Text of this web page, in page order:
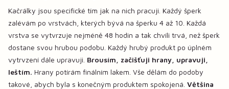
Kačrálky jsou specifické tím jak na nich pracuji. Každý šperk
zalévám po vrstvách, kterých bývá na šperku 4 až 10. Každá
vrstva se vytvrzuje nejméně 48 hodin a tak chvíli trvá, než šperk
dostane svou hrubou podobu. Každý hrubý produkt po úplném
vytrvzení dále upravuji. Brousím, začišťuji hrany, upravuji,
leštím. Hrany potírám finálním lakem. Vše dělám do podoby
takové, abych byla s konečným produktem spokojená. Většina